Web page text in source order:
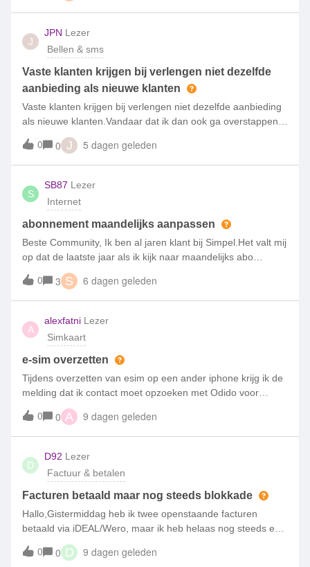
J
JPN Lezer
Bellen & sms
Vaste klanten krijgen bij verlengen niet dezelfde
aanbieding als nieuwe klanten
Vaste klanten krijgen bij verlengen niet dezelfde aanbieding
als nieuwe klanten.Vandaar dat ik dan ook ga overstappen
naar een andere aanbieder.
0 0 J 5 dagen geleden
S
SB87 Lezer
Internet
abonnement maandelijks aanpassen
Beste Community, Ik ben al jaren klant bij Simpel.Het valt mij
op dat de laatste jaar als ik kijk naar maandelijks abo
aanpassen (bellen, sms en data) dat de prijzen bijna gelijk
blijven.Vroeger, een paar jaar geleden was de prijsopbouw
veel logischer. Als je 2x zoveel betaald, krijg je 2x zoveel
service.Dus250MB 2,50 euro500MB 5,00 euro etceteraNu
zit daar heel weinig prijsverschil in;40MB 11 euro30MB 10
euro5GB 7 euroIk vind dit een slechte ontwikkeling en niet
meer klantvriendelijk.Zodra mijn abo afloopt ga ik weg.
0 3 S 6 dagen geleden
A
alexfatni Lezer
Simkaart
e-sim overzetten
Tijdens overzetten van esim op een ander iphone krijg ik de
melding dat ik contact moet opzoeken met Odido voor
verder assistentie. Bij Odido winkel geweest, het antwoord is
zij kunnen helpen en moet contact opzoeken met Simpel.
Kastje naar de muur spelletje is begonnen. Wie heeft hier
ervaring mee en kan helpen. Ik wil desnoods gewoon
teruggaan naar de oude Sim kaart.
0 0 A 9 dagen geleden
D
D92 Lezer
Factuur & betalen
Facturen betaald maar nog steeds blokkade
Hallo,Gistermiddag heb ik twee openstaande facturen
betaald via iDEAL/Wero, maar ik heb helaas nog steeds een
blokkade en kan dus niet internetten en bellen. Wanneer
wordt deze blokkade opgeheven, zodat ik weer bereikbaar
0 0 D 9 dagen geleden